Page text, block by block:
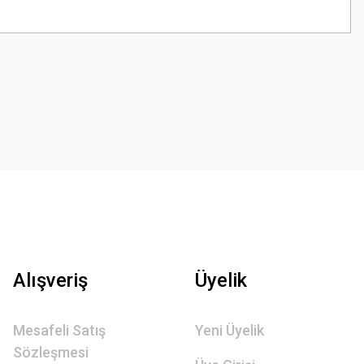
Alışveriş
Mesafeli Satış
Sözleşmesi
Üyelik
Yeni Üyelik